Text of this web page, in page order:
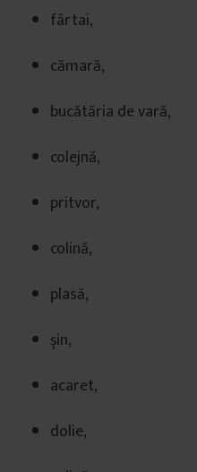
fârtai,
cămară,
bucătăria de vară,
colejnă,
pritvor,
colină,
plasă,
șin,
acaret,
dolie,